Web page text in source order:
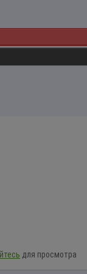
для просмотра